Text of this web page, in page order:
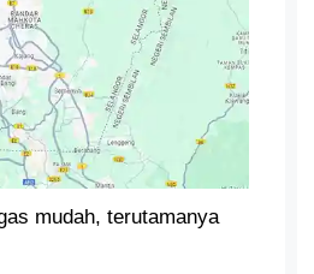
mudah, terutamanya